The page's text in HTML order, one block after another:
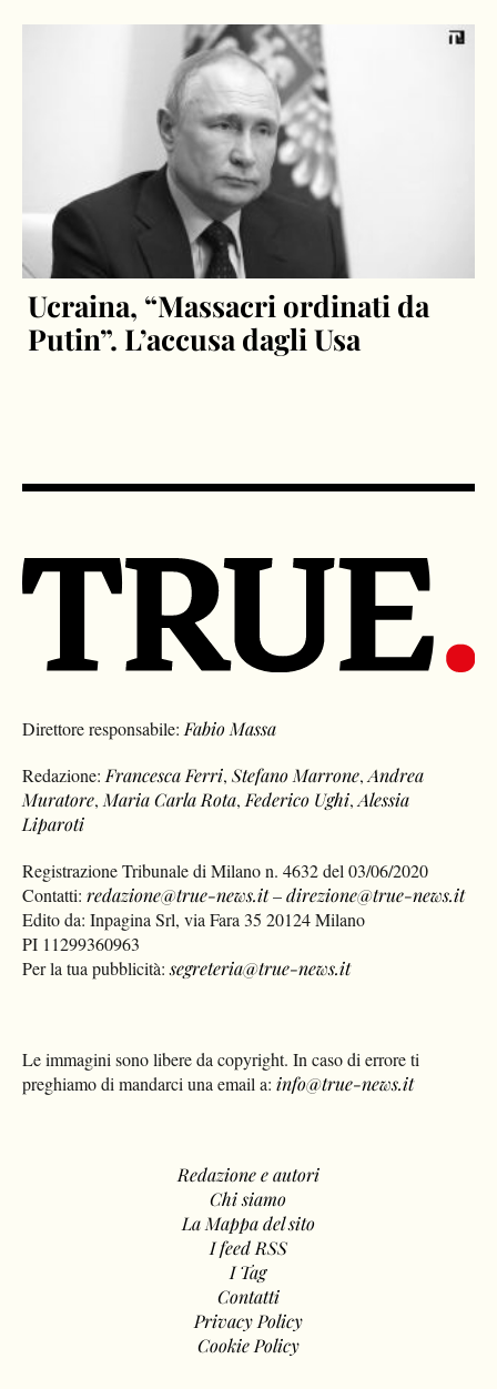
Ucraina, “Massacri ordinati da
Putin”. L’accusa dagli Usa
Direttore responsabile: Fabio Massa
Redazione: Francesca Ferri,Stefano Marrone,Andrea
Muratore, Maria Carla Rota, Federico Ughi,Alessia
Liparoti
Registrazione Tribunale di Milano n. 4632 del 03/06/2020
Contatti:redazione@true-news.it–direzione@true-news.it
Edito da: Inpagina Srl, via Fara 35 20124 Milano
PI 11299360963
Per la tua pubblicità:segreteria@true-news.it
Le immagini sono libere da copyright. In caso di errore ti
preghiamo di mandarci una email a: info@true-news.it
Redazione e autori
Chi siamo
La Mappa del sito
I feed RSS
I Tag
Contatti
Privacy Policy
Cookie Policy